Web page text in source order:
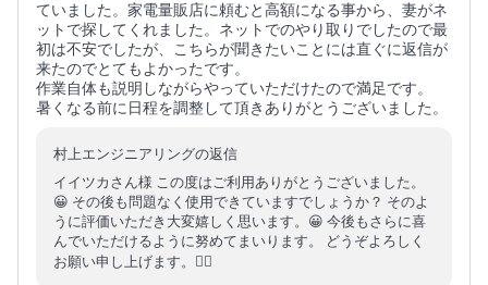
ていました。家電量販店に頼むと高額になる事から、妻がネ
ットで探してくれました。ネットでのやり取りでしたので最
初は不安でしたが、こちらが聞きたいことには直ぐに返信が
来たのでとてもよかったです。
作業自体も説明しながらやっていただけたので満足です。
暑くなる前に日程を調整して頂きありがとうございました。
村上エンジニアリングの返信
イイツカさん様 この度はご利用ありがとうございました。
😀 その後も問題なく使用できていますでしょうか？ そのよ
うに評価いただき大変嬉しく思います。😀 今後もさらに喜
んでいただけるように努めてまいります。 どうぞよろしく
お願い申し上げます。🙇‍♂️